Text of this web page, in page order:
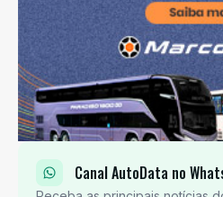
Canal AutoData no